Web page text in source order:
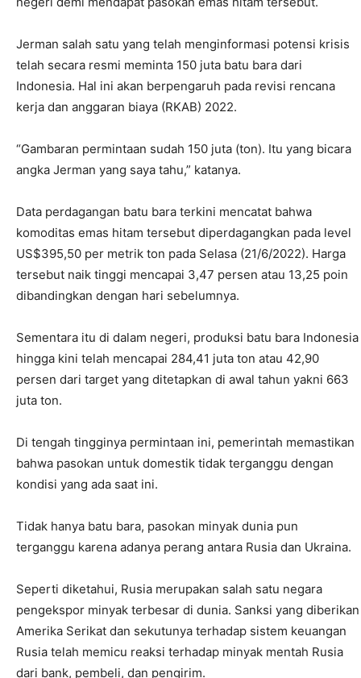
Jerman salah satu yang telah menginformasi potensi krisis
telah secara resmi meminta 150 juta batu bara dari
Indonesia. Hal ini akan berpengaruh pada revisi rencana
kerja dan anggaran biaya (RKAB) 2022.
“Gambaran permintaan sudah 150 juta (ton). Itu yang bicara
angka Jerman yang saya tahu,” katanya.
Data perdagangan batu bara terkini mencatat bahwa
komoditas emas hitam tersebut diperdagangkan pada level
US$395,50 per metrik ton pada Selasa (21/6/2022). Harga
tersebut naik tinggi mencapai 3,47 persen atau 13,25 poin
dibandingkan dengan hari sebelumnya.
Sementara itu di dalam negeri, produksi batu bara Indonesia
hingga kini telah mencapai 284,41 juta ton atau 42,90
persen dari target yang ditetapkan di awal tahun yakni 663
juta ton.
Di tengah tingginya permintaan ini, pemerintah memastikan
bahwa pasokan untuk domestik tidak terganggu dengan
kondisi yang ada saat ini.
Tidak hanya batu bara, pasokan minyak dunia pun
terganggu karena adanya perang antara Rusia dan Ukraina.
Seperti diketahui, Rusia merupakan salah satu negara
pengekspor minyak terbesar di dunia. Sanksi yang diberikan
Amerika Serikat dan sekutunya terhadap sistem keuangan
Rusia telah memicu reaksi terhadap minyak mentah Rusia
dari bank, pembeli, dan pengirim.